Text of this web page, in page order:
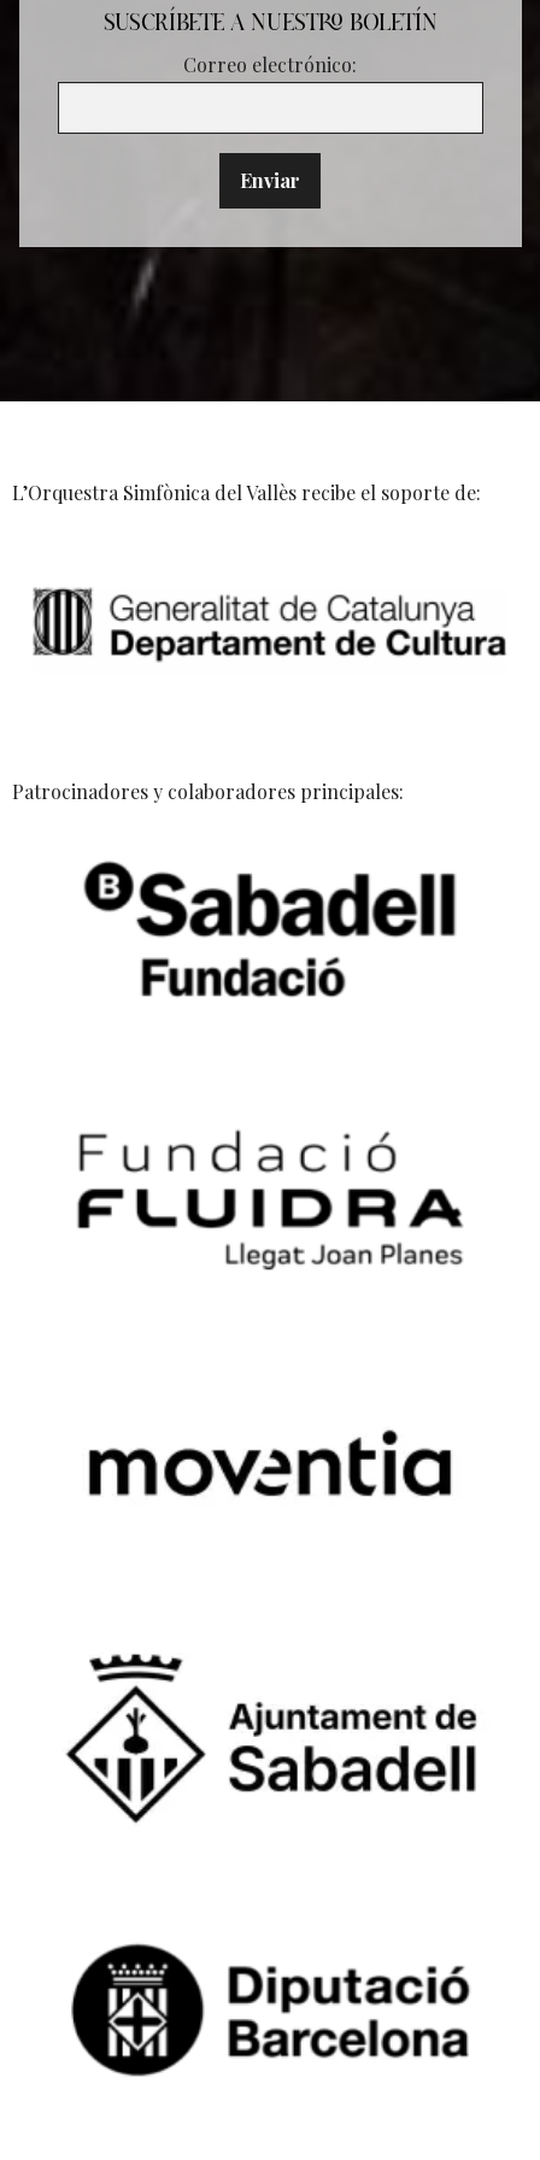
SUSCRÍBETE A NUESTRO BOLETÍN
Correo electrónico:
L’Orquestra Simfònica del Vallès recibe el soporte de:
Patrocinadores y colaboradores principales: